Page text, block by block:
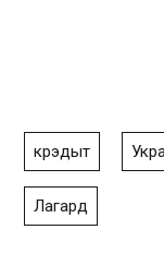
крэдыт
Лагард